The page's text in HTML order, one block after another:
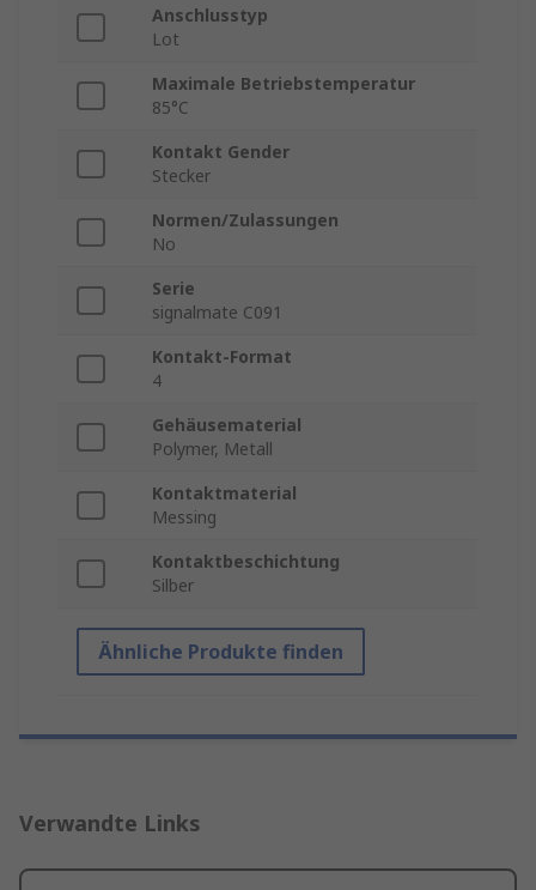
Anschlusstyp
Lot
Maximale Betriebstemperatur
85°C
Kontakt Gender
Stecker
Normen/Zulassungen
No
Serie
signalmate C091
Kontakt-Format
4
Gehäusematerial
Polymer, Metall
Kontaktmaterial
Messing
Kontaktbeschichtung
Silber
Ähnliche Produkte finden
Verwandte Links